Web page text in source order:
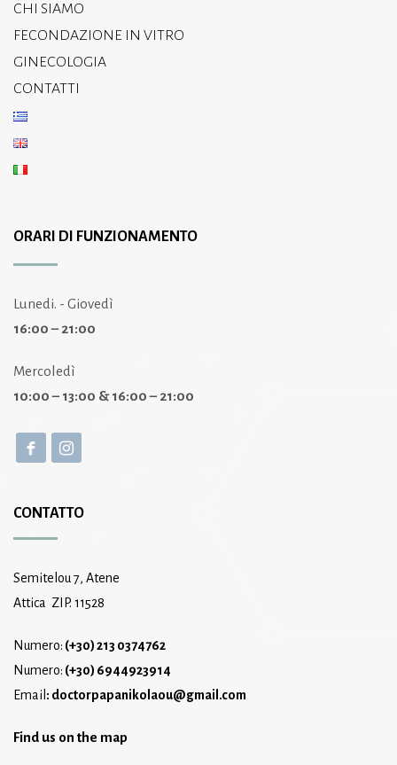
CHI SIAMO
FECONDAZIONE IN VITRO
GINECOLOGIA
CONTATTI
ORARI DI FUNZIONAMENTO
Lunedi. - Giovedì
16:00 – 21:00
Mercoledì
10:00 – 13:00 & 16:00 – 21:00
CONTATTO
Semitelou 7, Atene
Attica ZIP. 11528
Numero: (+30) 213 0374762
Numero: (+30) 6944923914
Email : doctorpapanikolaou@gmail.com
Find us on the map